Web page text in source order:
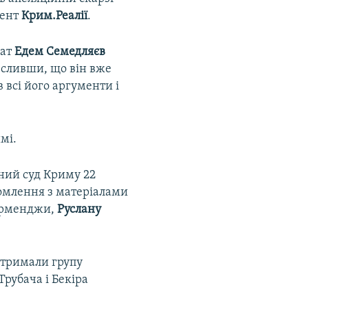
Крим.Реалії.
Едем Семедляєв
що він вже
його аргументи і
суд Криму 22
з матеріалами
Руслану
групу
і Бекіра